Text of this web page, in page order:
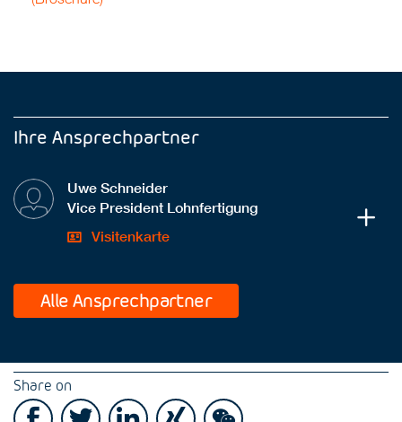
Ihre Ansprechpartner
Uwe Schneider
Vice President Lohnfertigung
Visitenkarte
Alle Ansprechpartner
Share on